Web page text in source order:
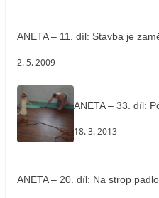
ANETA – 11. díl: Stavba je
2. 5. 2009
ANETA – 33. díl:
18. 3. 2013
ANETA – 20. díl: Na strop